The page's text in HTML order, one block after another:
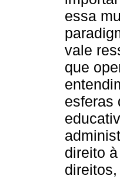
essa
vale
que
esferas
direito